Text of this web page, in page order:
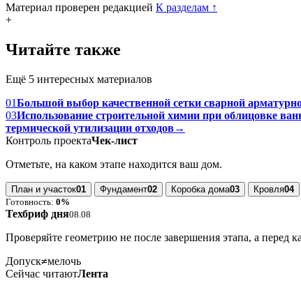
Материал проверен редакцией К разделам ↑
+
Читайте также
Ещё 5 интересных материалов
01Большой выбор качественной сетки сварной
03Использование строительной химии при облицовке
термической утилизации отходов→
Контроль проектаЧек-лист
Отметьте, на каком этапе находится ваш дом.
План и участок01 Фундамент02 Коробка дома03 Кровля04
Готовность: 0%
Техбриф дня08.08
Проверяйте геометрию не после завершения этапа, а перед
Допуск≠мелочь
Сейчас читаютЛента